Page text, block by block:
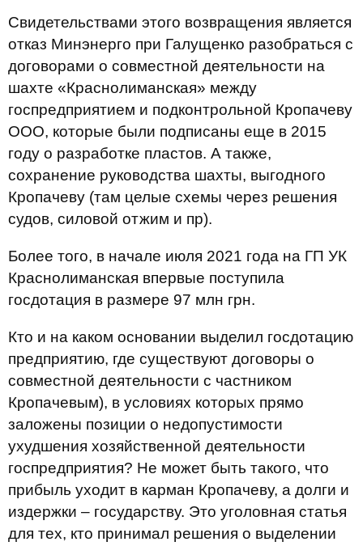
Свидетельствами этого возвращения является
отказ Минэнерго при Галущенко разобраться с
договорами о совместной деятельности на
шахте «Краснолиманская» между
госпредприятием и подконтрольной Кропачеву
ООО, которые были подписаны еще в 2015
году о разработке пластов. А также,
сохранение руководства шахты, выгодного
Кропачеву (там целые схемы через решения
судов, силовой отжим и пр).
Более того, в начале июля 2021 года на ГП УК
Краснолиманская впервые поступила
госдотация в размере 97 млн грн.
Кто и на каком основании выделил госдотацию
предприятию, где существуют договоры о
совместной деятельности с частником
Кропачевым), в условиях которых прямо
заложены позиции о недопустимости
ухудшения хозяйственной деятельности
госпредприятия? Не может быть такого, что
прибыль уходит в карман Кропачеву, а долги и
издержки – государству. Это уголовная статья
для тех, кто принимал решения о выделении